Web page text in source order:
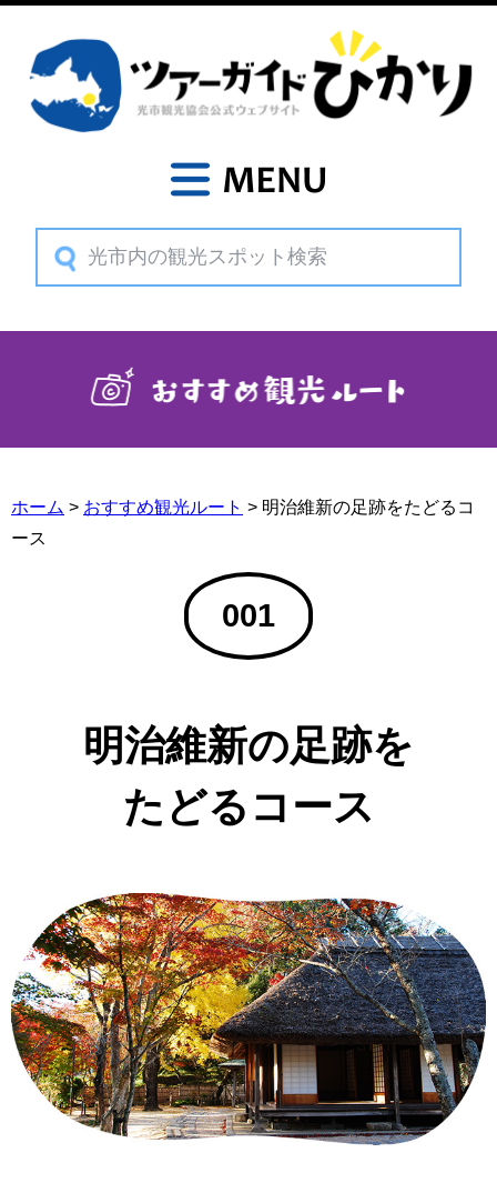
ホーム > おすすめ観光ルート > 明治維新の足跡をたどるコ
ース
001
明治維新の足跡を
たどるコース